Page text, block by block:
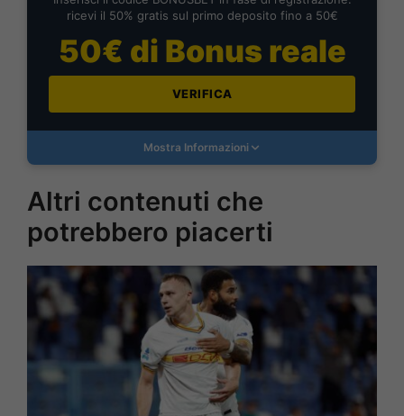
ricevi il 50% gratis sul primo deposito fino a 50€
50€ di Bonus reale
VERIFICA
Mostra Informazioni
Altri contenuti che
potrebbero piacerti